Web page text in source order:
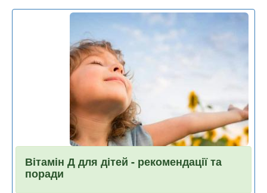
Вітамін Д для дітей - рекомендації та
поради